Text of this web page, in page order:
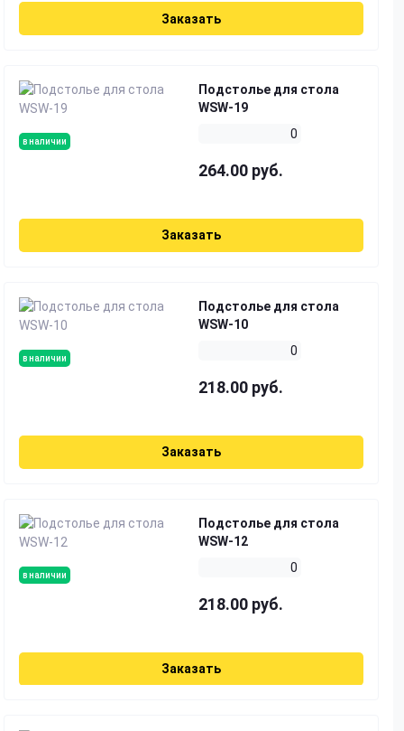
Заказать
в наличии
Подстолье для стола
WSW-19
0
264.00 руб.
Заказать
в наличии
Подстолье для стола
WSW-10
0
218.00 руб.
Заказать
в наличии
Подстолье для стола
WSW-12
0
218.00 руб.
Заказать